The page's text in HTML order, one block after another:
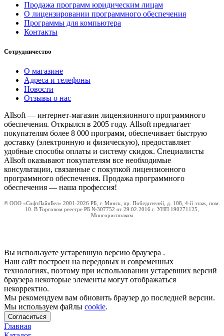
Продажа программ юридическим лицам
О лицензировании программного обеспечения
Программы для компьютера
Контакты
Сотрудничество
О магазине
Адреса и телефоны
Новости
Отзывы о нас
Allsoft — интернет-магазин лицензионного программного
обеспечения. Открылся в 2005 году. Allsoft предлагает
покупателям более 8 000 программ, обеспечивает быструю
доставку (электронную и физическую), предоставляет
удобные способы оплаты и систему скидок. Специалисты
Allsoft оказывают покупателям все необходимые
консультации, связанные с покупкой лицензионного
программного обеспечения. Продажа программного
обеспечения — наша профессия!
© ООО «СофтЛайнБел» 2001-2026 РБ, г. Минск, пр. Победителей, д. 108, 4-й этаж, пом.
10. В Торговом реестре РБ №307752 от 29.02.2016 г. УНП 190271125,
Мингорисполком
Вы используете устаревшую версию браузера .
Наш сайт построен на передовых и современных
технологиях, поэтому при использовании устаревших версий
браузера некоторые элементы могут отображаться
некорректно.
Мы рекомендуем вам обновить браузер до последней версии.
Мы используем файлы cookie.
Согласиться
Главная